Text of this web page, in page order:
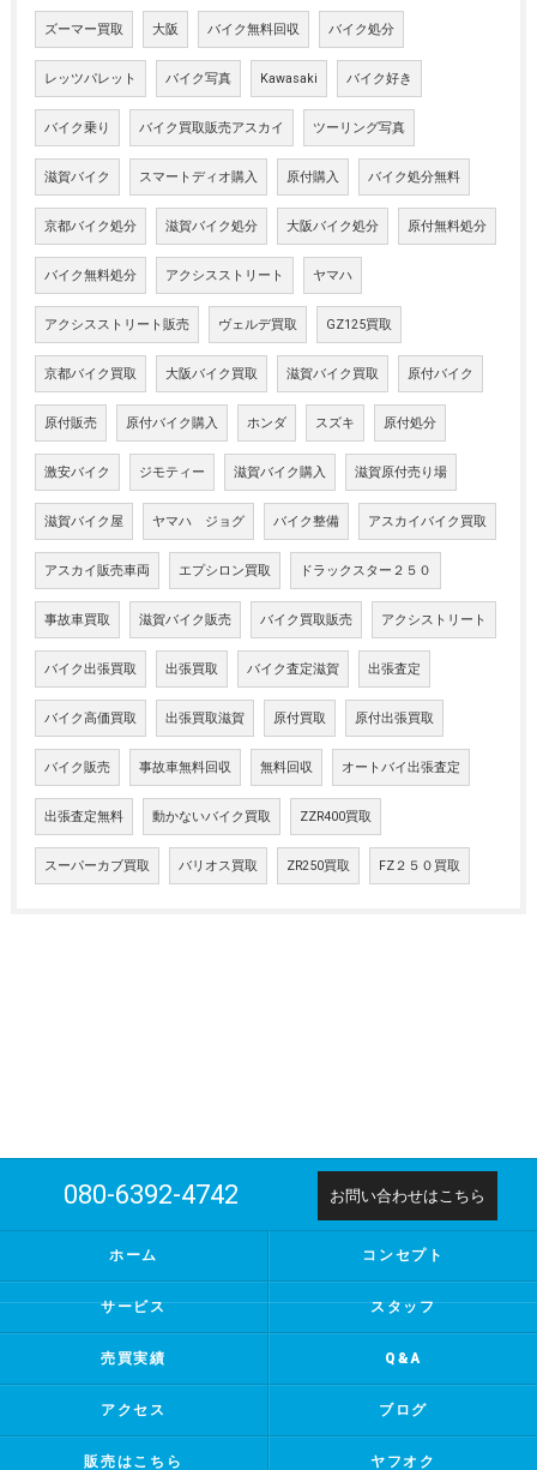
ズーマー買取 大阪 バイク無料回収 バイク処分
レッツパレット バイク写真 Kawasaki バイク好き
バイク乗り バイク買取販売アスカイ ツーリング写真
滋賀バイク スマートディオ購入 原付購入 バイク処分無料
京都バイク処分 滋賀バイク処分 大阪バイク処分 原付無料処分
バイク無料処分 アクシスストリート ヤマハ
アクシスストリート販売 ヴェルデ買取 GZ125買取
京都バイク買取 大阪バイク買取 滋賀バイク買取 原付バイク
原付販売 原付バイク購入 ホンダ スズキ 原付処分
激安バイク ジモティー 滋賀バイク購入 滋賀原付売り場
滋賀バイク屋 ヤマハ ジョグ バイク整備 アスカイバイク買取
アスカイ販売車両 エプシロン買取 ドラックスター２５０
事故車買取 滋賀バイク販売 バイク買取販売 アクシストリート
バイク出張買取 出張買取 バイク査定滋賀 出張査定
バイク高価買取 出張買取滋賀 原付買取 原付出張買取
バイク販売 事故車無料回収 無料回収 オートバイ出張査定
出張査定無料 動かないバイク買取 ZZR400買取
スーパーカブ買取 バリオス買取 ZR250買取 FZ２５０買取
080-6392-4742 お問い合わせはこちら
ホーム コンセプト
サービス スタッフ
売買実績 Q&A
アクセス ブログ
販売はこちら ヤフオク